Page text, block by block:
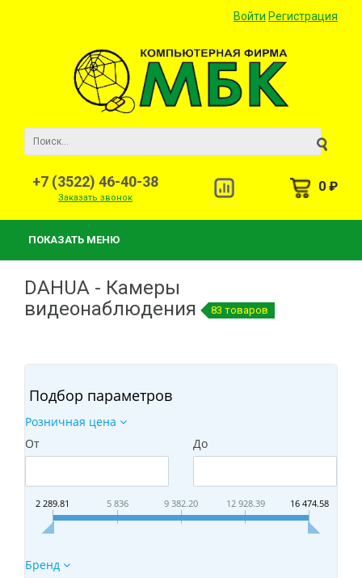
Войти Регистрация
+7 (3522) 46-40-38
Заказать звонок
0 ₽
ПОКАЗАТЬ МЕНЮ
DAHUA - Камеры
видеонаблюдения
83 товаров
Подбор параметров
Розничная цена
От
До
2 289.81 5 836 9 382.20 12 928.39 16 474.58
Бренд